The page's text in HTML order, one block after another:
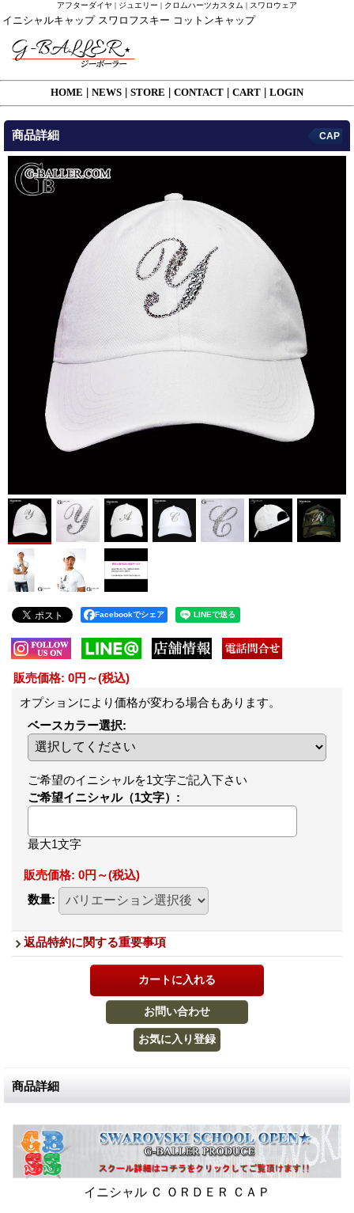
アフターダイヤ | ジュエリー | クロムハーツカスタム | スワロウェア
イニシャルキャップ スワロフスキー コットンキャップ
HOME NEWS STORE CONTACT CART LOGIN
商品詳細 CAP
Facebookでシェア
販売価格: 0円～(税込)
オプションにより価格が変わる場合もあります。
ベースカラー選択:
ご希望のイニシャルを1文字ご記入下さい
ご希望イニシャル（1文字） :
最大1文字
販売価格: 0円～(税込)
数量:
返品特約に関する重要事項
商品詳細
イニシャル Ｃ ＯＲＤＥＲ ＣＡＰ